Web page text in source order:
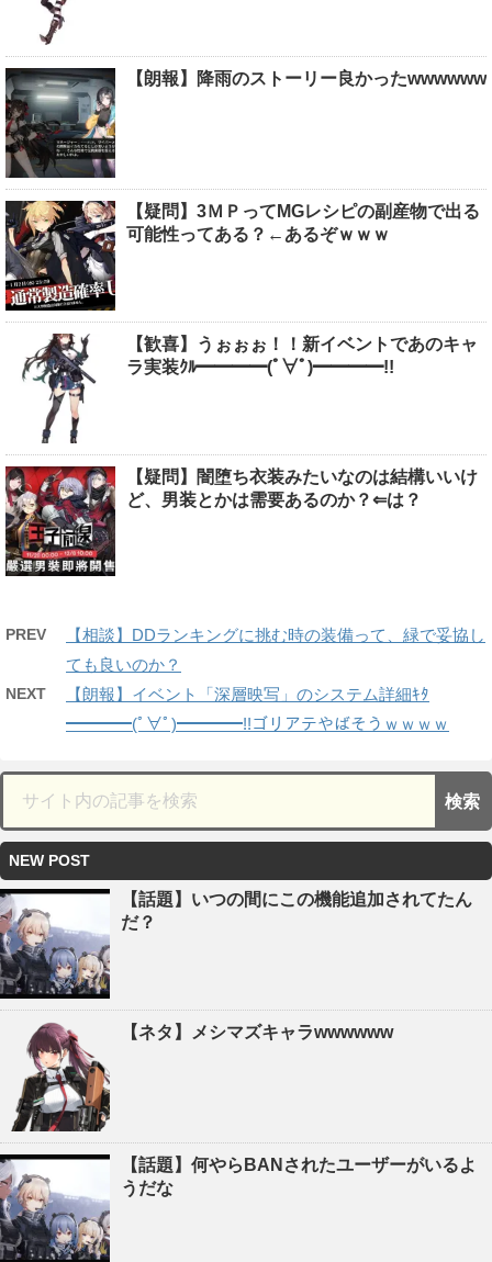
【朗報】降雨のストーリー良かったwwwwww
【疑問】3ＭＰってMGレシピの副産物で出る
可能性ってある？←あるぞｗｗｗ
【歓喜】うぉぉぉ！！新イベントであのキャ
ラ実装ｸﾙ━━━━(ﾟ∀ﾟ)━━━━!!
【疑問】闇堕ち衣装みたいなのは結構いいけ
ど、男装とかは需要あるのか？⇐は？
PREV
【相談】DDランキングに挑む時の装備って、緑で妥協し
ても良いのか？
NEXT
【朗報】イベント「深層映写」のシステム詳細ｷﾀ
━━━━(ﾟ∀ﾟ)━━━━!!ゴリアテやばそうｗｗｗｗ
NEW POST
【話題】いつの間にこの機能追加されてたん
だ？
【ネタ】メシマズキャラwwwwww
【話題】何やらBANされたユーザーがいるよ
うだな